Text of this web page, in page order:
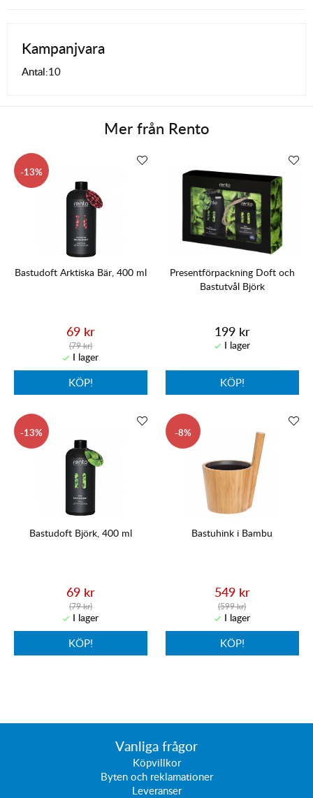
Kampanjvara
Antal:10
Mer från Rento
13
Bastudoft Arktiska Bär, 400 ml
69 kr
(79 kr)
KÖP!
Presentförpackning Doft och
Bastutvål Björk
199 kr
KÖP!
13
Bastudoft Björk, 400 ml
69 kr
(79 kr)
KÖP!
8
Bastuhink i Bambu
549 kr
(599 kr)
KÖP!
Vanliga frågor
Köpvillkor
Byten och reklamationer
Leveranser